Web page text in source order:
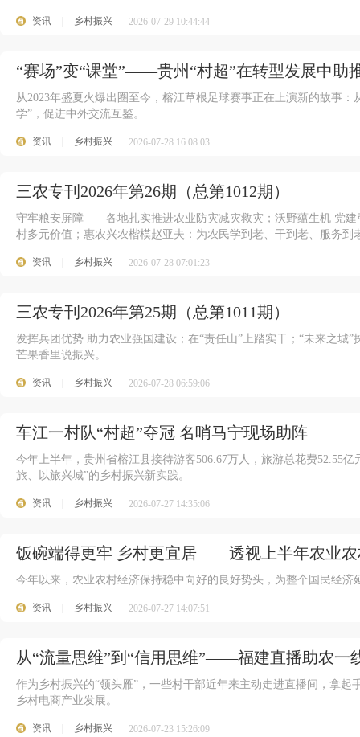
资讯 乡村振兴 2026-07-29 10:44:44
“赛场”变“课堂”——贵州“村超”在转型发展中助
从2023年盛夏火爆出圈至今，榕江草根足球赛事正在上演新的故事：
学”，促进中外交流互鉴。
资讯 乡村振兴 2026-07-28 16:08:03
三农专刊2026年第26期（总第1012期）
守牢粮安屏障——各地扎实推进农业防灾减灾救灾；沃野蕴生机 党
村多元价值；惠农兴农楷模赵亚夫：为农民学到老、干到老、服务
资讯 乡村振兴 2026-07-28 07:01:23
三农专刊2026年第25期（总第1011期）
发挥兵团优势 助力农业强国建设；在“责任山”上踏实干；“未来之城
芒果香里说振兴。
资讯 乡村振兴 2026-07-28 06:59:06
车江一村队“村超”夺冠 名哨马宁现场助阵
今年上半年，贵州省榕江县接待游客506.67万人，旅游总花费52.55
旅、以旅兴城”的乡村振兴新实践。
资讯 乡村振兴 2026-07-27 14:35:06
饭碗端得更牢 乡村更宜居——透视上半年农业农
今年以来，农业农村经济保持稳中向好的良好势头，为整个国民经
资讯 乡村振兴 2026-07-27 14:07:51
从“流量思维”到“信用思维”——福建直播助农一
作为乡村振兴的“领头雁”，一些村干部近年来主动走进直播间，拿
乡村电商产业发展。
资讯 乡村振兴 2026-07-23 15:26:09